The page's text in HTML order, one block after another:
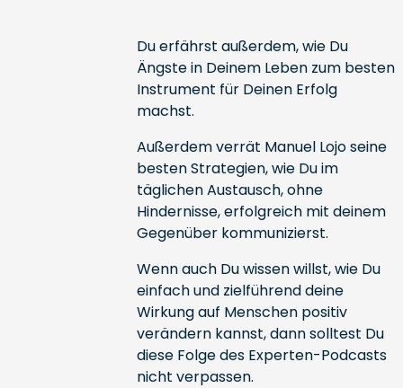
Du erfährst außerdem, wie Du
Ängste in Deinem Leben zum besten
Instrument für Deinen Erfolg
machst.
Außerdem verrät Manuel Lojo seine
besten Strategien, wie Du im
täglichen Austausch, ohne
Hindernisse, erfolgreich mit deinem
Gegenüber kommunizierst.
Wenn auch Du wissen willst, wie Du
einfach und zielführend deine
Wirkung auf Menschen positiv
verändern kannst, dann solltest Du
diese Folge des Experten-Podcasts
nicht verpassen.